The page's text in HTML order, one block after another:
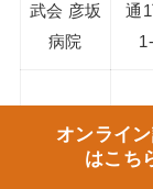
武会 彦坂
病院
通1
オンライ
はこち